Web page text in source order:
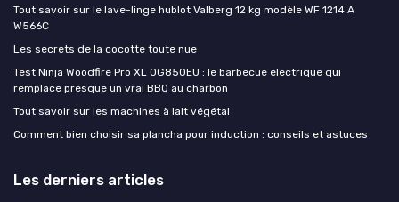
Tout savoir sur le lave-linge hublot Valberg 12 kg modèle WF 1214 A
W566C
Les secrets de la cocotte toute nue
Test Ninja Woodfire Pro XL OG850EU : le barbecue électrique qui
remplace presque un vrai BBQ au charbon
Tout savoir sur les machines à lait végétal
Comment bien choisir sa plancha pour induction : conseils et astuces
Les derniers articles